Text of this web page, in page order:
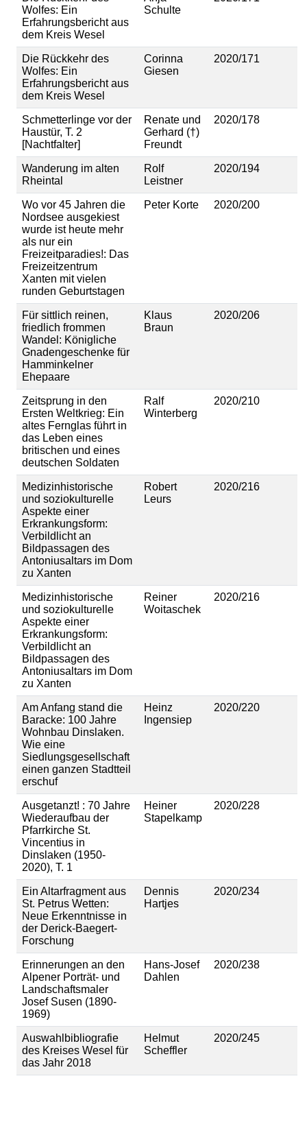
Wolfes: Ein
Erfahrungsbericht aus
dem Kreis Wesel
Schulte
Die Rückkehr des
Wolfes: Ein
Erfahrungsbericht aus
dem Kreis Wesel
Corinna
Giesen
2020/171
Schmetterlinge vor der
Haustür, T. 2
[Nachtfalter]
Renate und
Gerhard (†)
Freundt
2020/178
Wanderung im alten
Rheintal
Rolf
Leistner
2020/194
Wo vor 45 Jahren die
Nordsee ausgekiest
wurde ist heute mehr
als nur ein
Freizeitparadies!: Das
Freizeitzentrum
Xanten mit vielen
runden Geburtstagen
Peter Korte 2020/200
Für sittlich reinen,
friedlich frommen
Wandel: Königliche
Gnadengeschenke für
Hamminkelner
Ehepaare
Klaus
Braun
2020/206
Zeitsprung in den
Ersten Weltkrieg: Ein
altes Fernglas führt in
das Leben eines
britischen und eines
deutschen Soldaten
Ralf
Winterberg
2020/210
Medizinhistorische
und soziokulturelle
Aspekte einer
Erkrankungsform:
Verbildlicht an
Bildpassagen des
Antoniusaltars im Dom
zu Xanten
Robert
Leurs
2020/216
Medizinhistorische
und soziokulturelle
Aspekte einer
Erkrankungsform:
Verbildlicht an
Bildpassagen des
Antoniusaltars im Dom
zu Xanten
Reiner
Woitaschek
2020/216
Am Anfang stand die
Baracke: 100 Jahre
Wohnbau Dinslaken.
Wie eine
Siedlungsgesellschaft
einen ganzen Stadtteil
erschuf
Heinz
Ingensiep
2020/220
Ausgetanzt! : 70 Jahre
Wiederaufbau der
Pfarrkirche St.
Vincentius in
Dinslaken (1950-
2020), T. 1
Heiner
Stapelkamp
2020/228
Ein Altarfragment aus
St. Petrus Wetten:
Neue Erkenntnisse in
der Derick-Baegert-
Forschung
Dennis
Hartjes
2020/234
Erinnerungen an den
Alpener Porträt- und
Landschaftsmaler
Josef Susen (1890-
1969)
Hans-Josef
Dahlen
2020/238
Auswahlbibliografie
des Kreises Wesel für
das Jahr 2018
Helmut
Scheffler
2020/245